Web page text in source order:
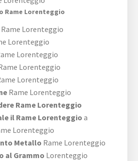
Rame Lorenteggio
Rame Lorenteggio
Lorenteggio
Lorenteggio
Lorenteggio
Lorenteggio
Rame Lorenteggio
Rame Lorenteggio
il Rame Lorenteggio a
Lorenteggio
Metallo Rame Lorenteggio
al Grammo Lorenteggio